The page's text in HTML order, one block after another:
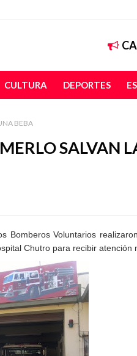
CULTURA DEPORTES
BEBA
SALVAN
Bomberos Voluntarios
Chutro para recibir atención